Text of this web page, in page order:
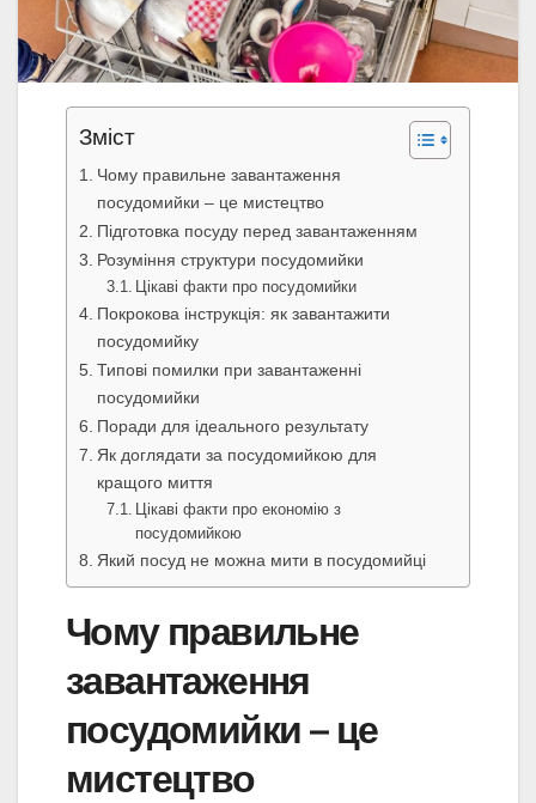
Зміст
Чому правильне завантаження
посудомийки – це мистецтво
Підготовка посуду перед завантаженням
Розуміння структури посудомийки
Цікаві факти про посудомийки
Покрокова інструкція: як завантажити
посудомийку
Типові помилки при завантаженні
посудомийки
Поради для ідеального результату
Як доглядати за посудомийкою для
кращого миття
Цікаві факти про економію з
посудомийкою
Який посуд не можна мити в посудомийці
Чому правильне
завантаження
посудомийки – це
мистецтво